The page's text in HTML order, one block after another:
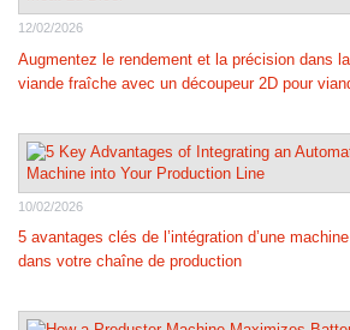
12/02/2026
Augmentez le rendement et la précision dans
viande fraîche avec un découpeur 2D pour
10/02/2026
5 avantages clés de l’intégration d’une
dans votre chaîne de production